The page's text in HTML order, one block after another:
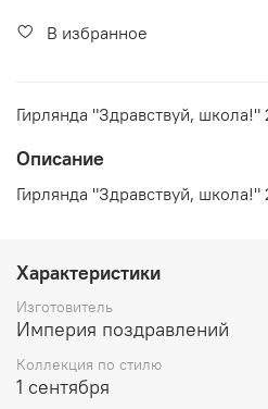
В избранное
Гирлянда "Здравствуй,
Описание
Гирлянда "Здравствуй,
Характеристики
Изготовитель
Империя поздравлений
Коллекция по стилю
1 сентября